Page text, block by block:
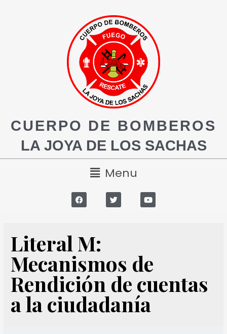
CUERPO DE BOMBEROS
LA JOYA DE LOS SACHAS
Menu
Literal M:
Mecanismos de
Rendición de cuentas
a la ciudadanía